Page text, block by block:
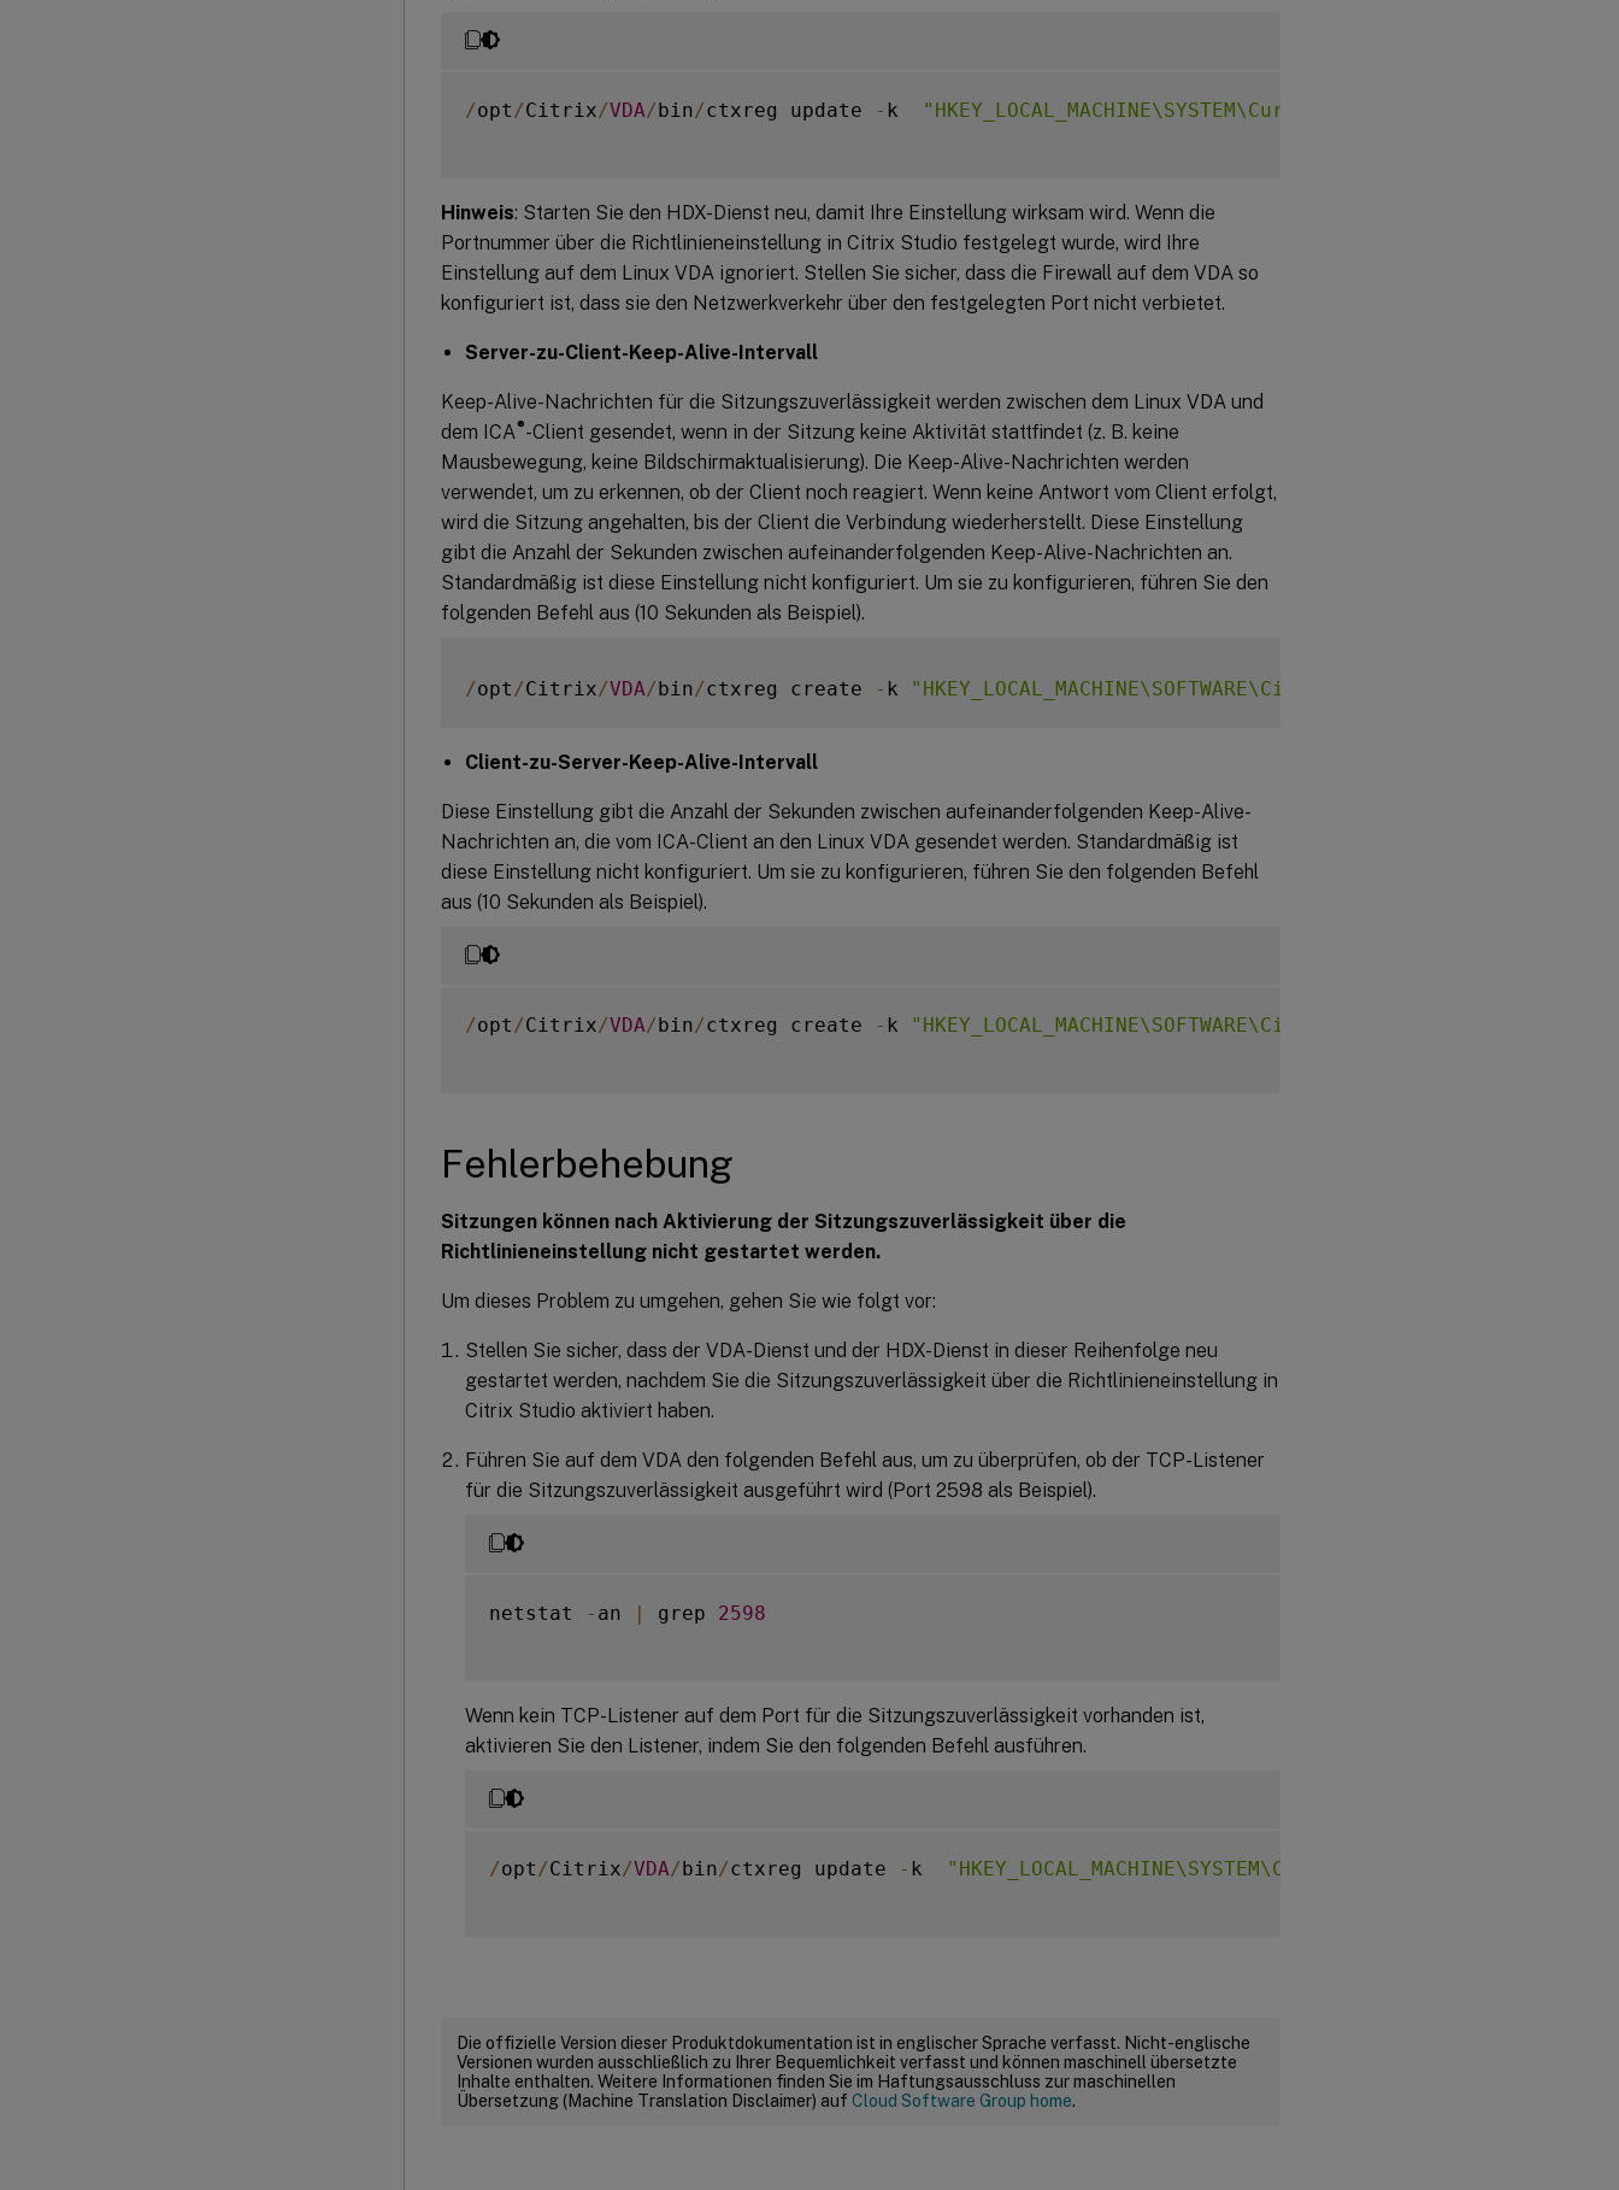
/opt /Citrix/VDA/bin/ctxreg update - k
Hinweis: Starten Sie den HDX-Dienst neu, damit Ihre Einstellung wirksam wird. Wenn die
Portnummer über die Richtlinieneinstellung in Citrix Studio festgelegt wurde, wird Ihre
Einstellung auf dem Linux VDA ignoriert. Stellen Sie sicher, dass die Firewall auf dem VDA so
konfiguriert ist, dass sie den Netzwerkverkehr über den festgelegten Port nicht verbietet.
Server-zu-Client-Keep-Alive-Intervall
Keep-Alive-Nachrichten für die Sitzungszuverlässigkeit werden zwischen dem Linux VDA und
dem ICA®-Client gesendet, wenn in der Sitzung keine Aktivität stattfindet (z. B. keine
Mausbewegung, keine Bildschirmaktualisierung). Die Keep-Alive-Nachrichten werden
verwendet, um zu erkennen, ob der Client noch reagiert. Wenn keine Antwort vom Client erfolgt,
wird die Sitzung angehalten, bis der Client die Verbindung wiederherstellt. Diese Einstellung
gibt die Anzahl der Sekunden zwischen aufeinanderfolgenden Keep-Alive-Nachrichten an.
Standardmäßig ist diese Einstellung nicht konfiguriert. Um sie zu konfigurieren, führen Sie den
folgenden Befehl aus (10 Sekunden als Beispiel).
/opt /Citrix/VDA/bin/ctxreg create - k "HKEY_LOCAL_MACHINE\SOFTWARE\Citrix\XTEConfig"
Client-zu-Server-Keep-Alive-Intervall
Diese Einstellung gibt die Anzahl der Sekunden zwischen aufeinanderfolgenden Keep-Alive-
Nachrichten an, die vom ICA-Client an den Linux VDA gesendet werden. Standardmäßig ist
diese Einstellung nicht konfiguriert. Um sie zu konfigurieren, führen Sie den folgenden Befehl
aus (10 Sekunden als Beispiel).
/opt /Citrix/VDA/bin/ctxreg create - k "HKEY_LOCAL_MACHINE\SOFTWARE\Citrix\XTEConfig"
Fehlerbehebung
Sitzungen können nach Aktivierung der Sitzungszuverlässigkeit über die
Richtlinieneinstellung nicht gestartet werden.
Um dieses Problem zu umgehen, gehen Sie wie folgt vor:
Stellen Sie sicher, dass der VDA-Dienst und der HDX-Dienst in dieser Reihenfolge neu
gestartet werden, nachdem Sie die Sitzungszuverlässigkeit über die Richtlinieneinstellung in
Citrix Studio aktiviert haben.
Führen Sie auf dem VDA den folgenden Befehl aus, um zu überprüfen, ob der TCP-Listener
für die Sitzungszuverlässigkeit ausgeführt wird (Port 2598 als Beispiel).
netstat - an | grep 2598
Wenn kein TCP-Listener auf dem Port für die Sitzungszuverlässigkeit vorhanden ist,
aktivieren Sie den Listener, indem Sie den folgenden Befehl ausführen.
/opt /Citrix/VDA/bin/ctxreg update - k
Die offizielle Version dieser Produktdokumentation ist in englischer Sprache verfasst. Nicht-englische
Versionen wurden ausschließlich zu Ihrer Bequemlichkeit verfasst und können maschinell übersetzte
Inhalte enthalten. Weitere Informationen finden Sie im Haftungsausschluss zur maschinellen
Übersetzung (Machine Translation Disclaimer) auf Cloud Software Group home.